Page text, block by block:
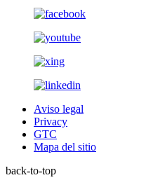
Aviso legal
Privacy
GTC
Mapa del sitio
back-to-top